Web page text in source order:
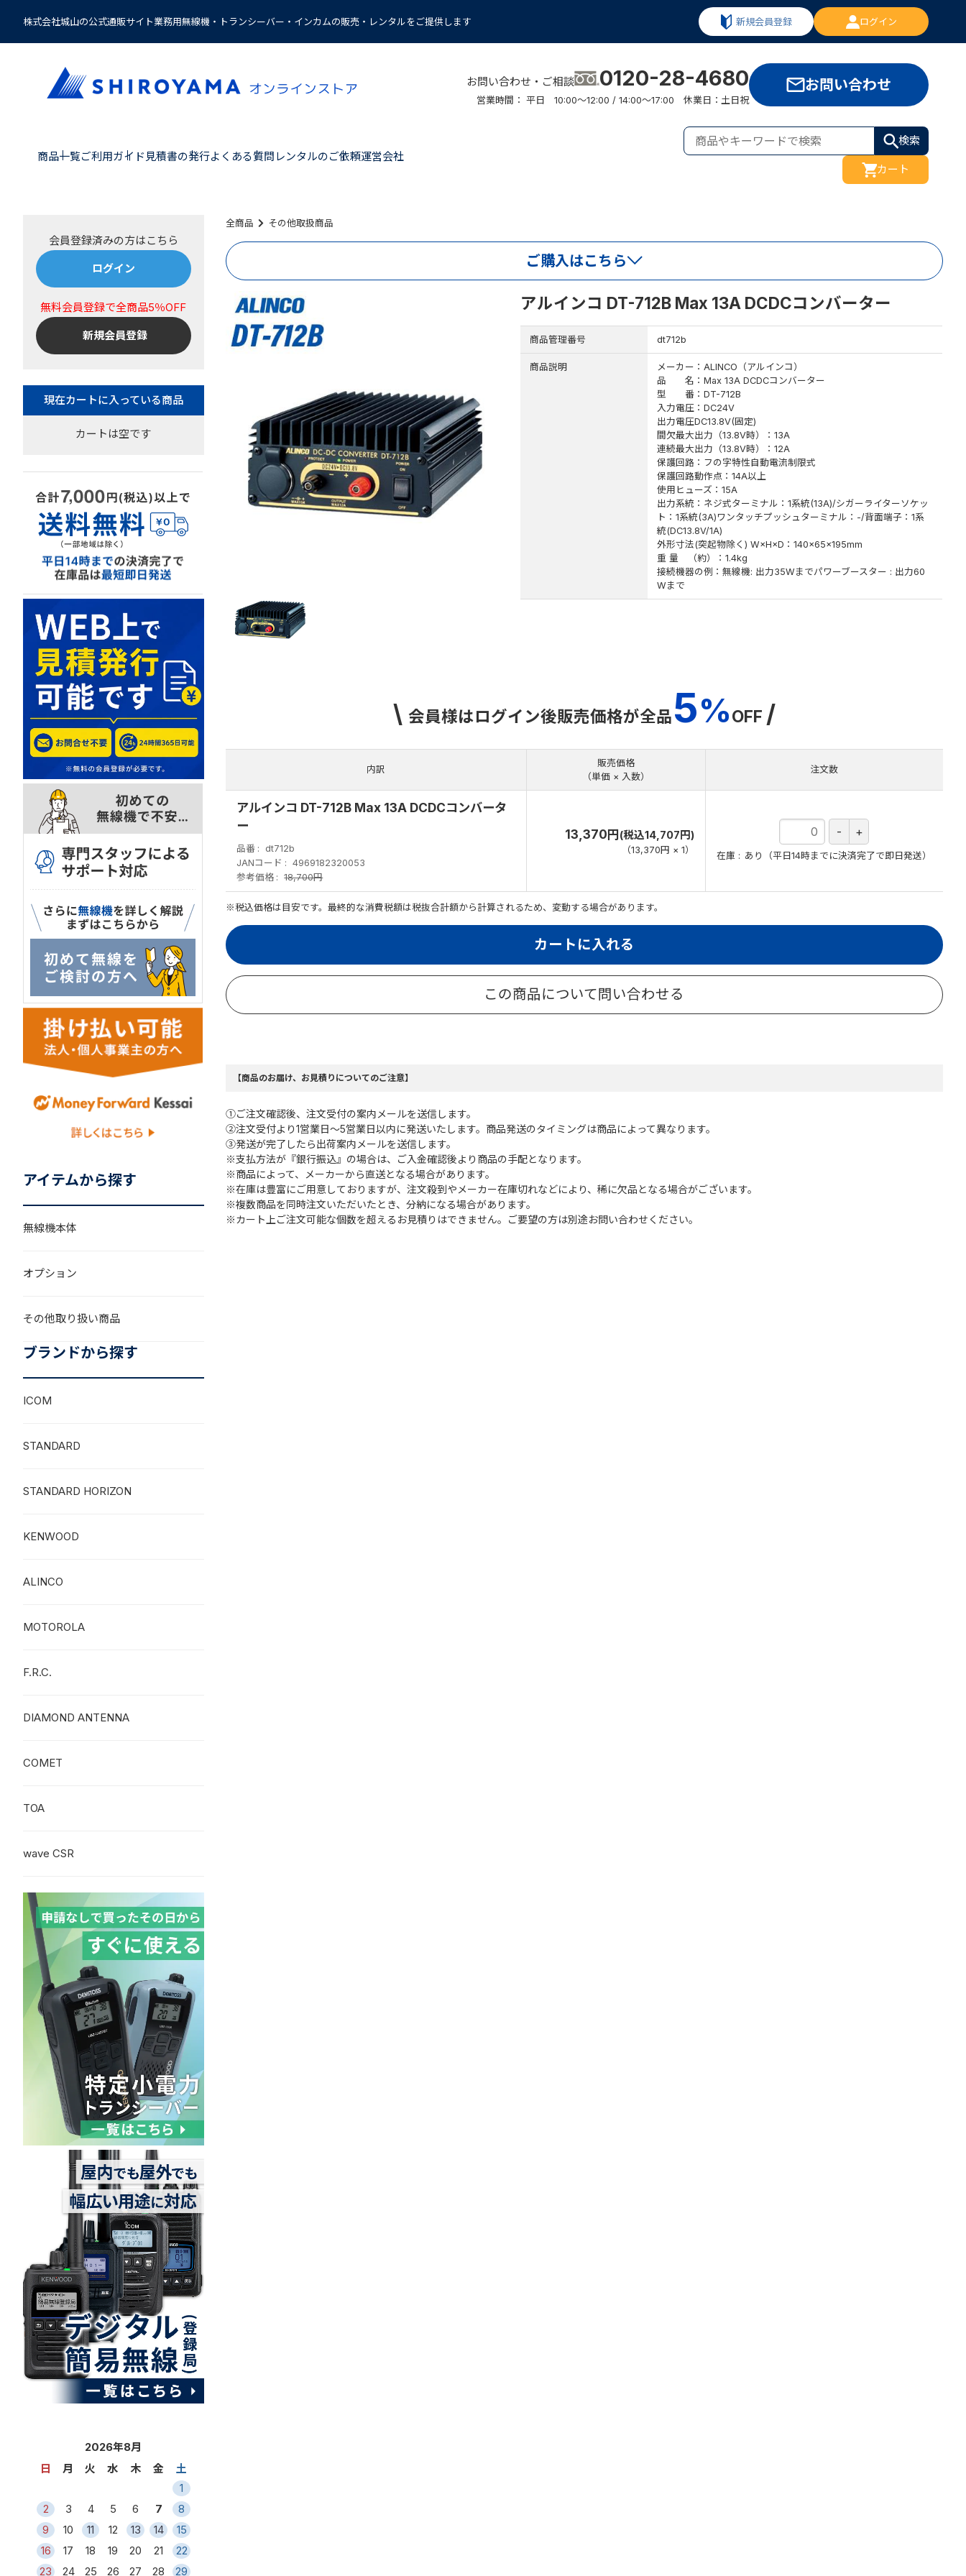
株式会社城山の公式通販サイト業務用無線機・トランシーバー・インカムの販売・レンタルをご提供します 新規会員登録 ログイン
お問い合わせ・ご相談 0120-28-4680
営業時間： 平日 10:00～12:00 / 14:00～17:00 休業日：土日祝
お問い合わせ
商品一覧ご利用ガイド 見積書の発行よくある質問 レンタルのご依頼運営会社
検索
カート
全商品 その他取扱商品
ご購入はこちら
アルインコ DT-712B Max 13A DCDCコンバーター
商品管理番号 dt712b
商品説明
メーカー：ALINCO（アルインコ）
品 名：Max 13A DCDCコンバーター
型 番：DT-712B
入力電圧：DC24V
出力電圧DC13.8V(固定)
間欠最大出力（13.8V時）：13A
連続最大出力（13.8V時）：12A
保護回路：フの字特性自動電流制限式
保護回路動作点：14A以上
使用ヒューズ：15A
出力系統：ネジ式ターミナル：1系統(13A)/シガーライターソケッ
ト：1系統(3A)ワンタッチプッシュターミナル：-/背面端子：1系
統(DC13.8V/1A)
外形寸法(突起物除く) W×H×D：140×65×195mm
重 量 （約）：1.4kg
接続機器の例：無線機: 出力35Wまでパワーブースター : 出力60
Wまで
\ 会員様はログイン後販売価格が全品5%OFF /
内訳
販売価格
（単価 × 入数）
注文数
アルインコ DT-712B Max 13A DCDCコンバータ
ー
品番
dt712b
JANコード
4969182320053
参考価格
18,700円
13,370円(税込14,707円)
（13,370円 × 1）
在庫 あり（平日14時までに決済完了で即日発送）
※税込価格は目安です。最終的な消費税額は税抜合計額から計算されるため、変動する場合があります。
カートに入れる
この商品について問い合わせる
【商品のお届け、お見積りについてのご注意】
①ご注文確認後、注文受付の案内メールを送信します。
②注文受付より1営業日～5営業日以内に発送いたします。商品発送のタイミングは商品によって異なります。
③発送が完了したら出荷案内メールを送信します。
※支払方法が『銀行振込』の場合は、ご入金確認後より商品の手配となります。
※商品によって、メーカーから直送となる場合があります。
※在庫は豊富にご用意しておりますが、注文殺到やメーカー在庫切れなどにより、稀に欠品となる場合がございます。
※複数商品を同時注文いただいたとき、分納になる場合があります。
※カート上ご注文可能な個数を超えるお見積りはできません。ご要望の方は別途お問い合わせください。
ログイン
新規会員登録
カートは空です
アイテムから探す
無線機本体
オプション
その他取り扱い商品
ブランドから探す
ICOM
STANDARD
STANDARD HORIZON
KENWOOD
ALINCO
MOTOROLA
F.R.C.
DIAMOND ANTENNA
COMET
TOA
wave CSR
2026年8月
日
月 火 水 木 金
土
1
2
3 4 5 6 7
8
9
10 11 12 13 14
15
16
17 18 19 20 21
22
23
24 25 26 27 28 29